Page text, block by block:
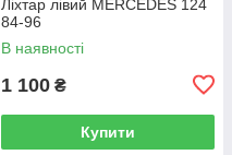
Ліхтар лівий MERCEDES 124
84-96
В наявності
1 100 ₴
Купити